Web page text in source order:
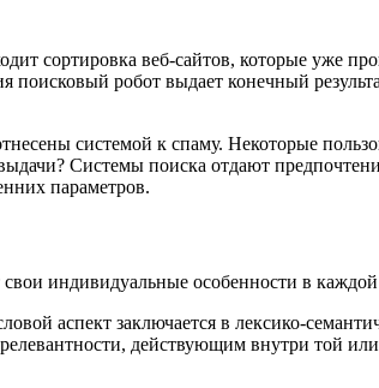
сортировка веб-сайтов, которые уже
робот выдает конечный
системой к спаму. Некоторые
Системы поиска отдают
параметров.
индивидуальные особенности в
аспект заключается в лексико-
действующим внутри той